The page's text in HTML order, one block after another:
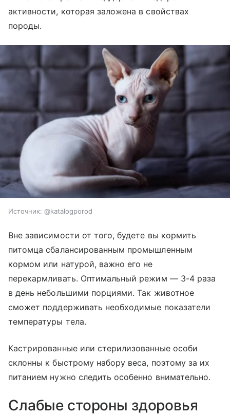
активности, которая заложена в свойствах
породы.
Источник: @katalogporod
Вне зависимости от того, будете вы кормить
питомца сбалансированным промышленным
кормом или натурой, важно его не
перекармливать. Оптимальный режим — 3-4 раза
в день небольшими порциями. Так животное
сможет поддерживать необходимые показатели
температуры тела.
Кастрированные или стерилизованные особи
склонны к быстрому набору веса, поэтому за их
питанием нужно следить особенно внимательно.
Слабые стороны здоровья